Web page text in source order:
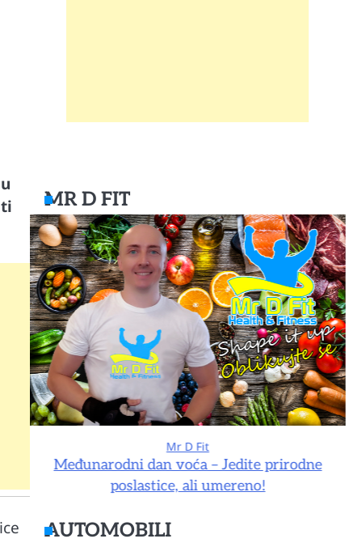
MR D FIT
Mr D Fit
Međunarodni dan voća – Jedite prirodne
poslastice, ali umereno!
AUTOMOBILI